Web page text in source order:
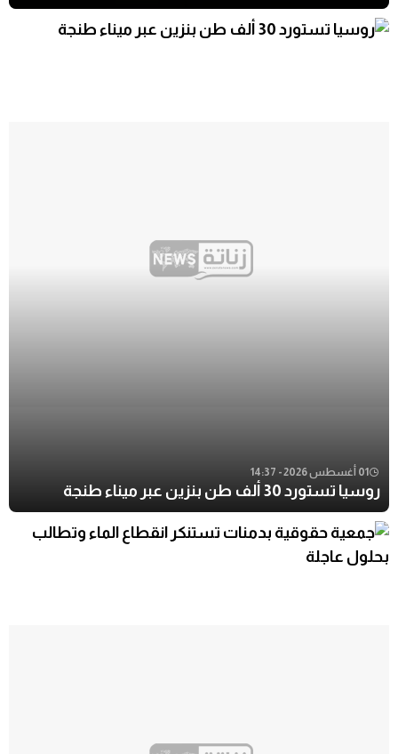
01 أغسطس 2026 - 14:37
روسيا تستورد 30 ألف طن بنزين عبر ميناء طنجة